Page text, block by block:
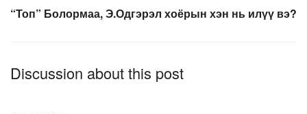
“Топ” Болормаа, Э.Одгэрэл хоёрын хэн нь илүү вэ?
Discussion about this post